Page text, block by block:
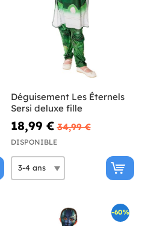
Déguisement Les Éternels
Sersi deluxe fille
18,99 € 34,99 €
DISPONIBLE
-60%